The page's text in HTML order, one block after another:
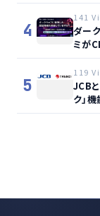
4
141
ダー
ミが
5
119
JCB
ク」